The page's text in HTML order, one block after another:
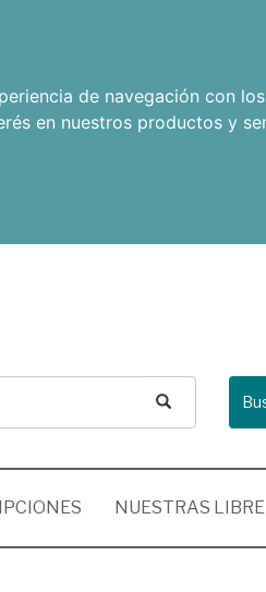
de navegación con
en nuestros productos y
NUESTRAS